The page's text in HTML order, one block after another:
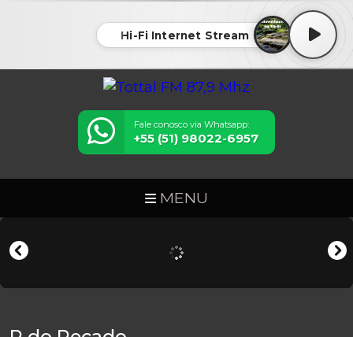
Hi-Fi Internet Stream
Fale conosco via Whatsapp:
+55 (51) 98022-6957
MENU